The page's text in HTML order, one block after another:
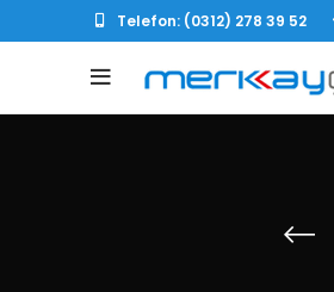
Telefon: (0312) 278 39 52